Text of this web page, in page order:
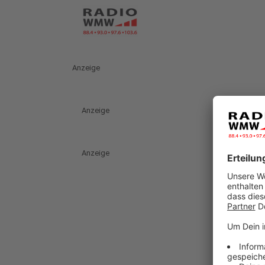
Anzeige
Anzeige
Anzeige